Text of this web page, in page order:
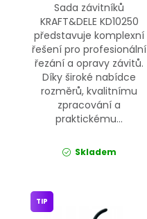
Sada závitníků
KRAFT&DELE KD10250
představuje komplexní
řešení pro profesionální
řezání a opravy závitů.
Díky široké nabídce
rozměrů, kvalitnímu
zpracování a
praktickému...
Skladem
TIP